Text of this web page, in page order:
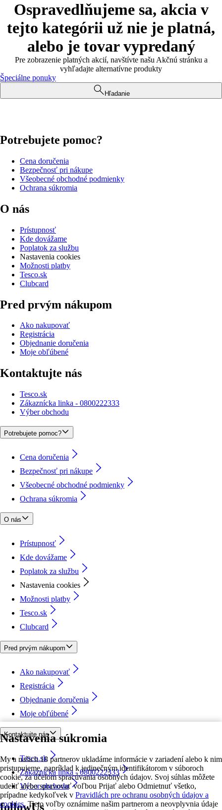
Nastavenia súkromia
My a našich 18 partnerov ukladáme informácie v zariadení alebo k nim
pristupujeme, napríklad k jedinečným identifikátorom v súboroch
cookie, za účelom spracúvania osobných údajov. Svoj súhlas môžete
udeliť alebo spravovať voľbou Prijať alebo Odmietnuť všetko,
prípadne kedykoľvek v Pravidlách pre ochranu osobných údajov a
cookies. Tieto voľby oznámime našim partnerom a neovplyvnia údaje
Ospravedlňujeme sa, akcia v
tejto kategórii už nie je platná,
alebo je tovar vypredaný
Pre zobrazenie platných akcií, navštívte našu Akčnú stránku a
vyhľadajte alternatívne produkty
Špeciálne ponuky
Hľadanie
Potrebujete pomoc?
Cena doručenia
Bezpečnosť pri nákupe
Všeobecné obchodné podmienky
Ochrana súkromia
O nás
Prístupnosť
Kde dovážame
Poplatok za službu
Nastavenia cookies
Možnosti platby
Tesco.sk
Clubcard
Pred prvým nákupom
Ako nakupovať
Registrácia
Objednanie doručenia
Moje obľúbené
Kontaktujte nás
Tesco.sk
Zákaznícka linka - 0800222333
Výber obchodu
Potrebujete pomoc?
Cena doručenia
Bezpečnosť pri nákupe
Všeobecné obchodné podmienky
Ochrana súkromia
O nás
Prístupnosť
Kde dovážame
Poplatok za službu
Nastavenia cookies
Možnosti platby
Tesco.sk
Clubcard
Pred prvým nákupom
Ako nakupovať
Registrácia
Objednanie doručenia
Moje obľúbené
Kontaktujte nás
Tesco.sk
Zákaznícka linka - 0800222333
Výber obchodu
followUs